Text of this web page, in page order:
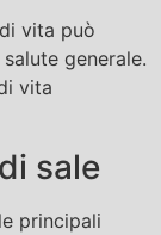
vita può
generale.
vita
sale
principali